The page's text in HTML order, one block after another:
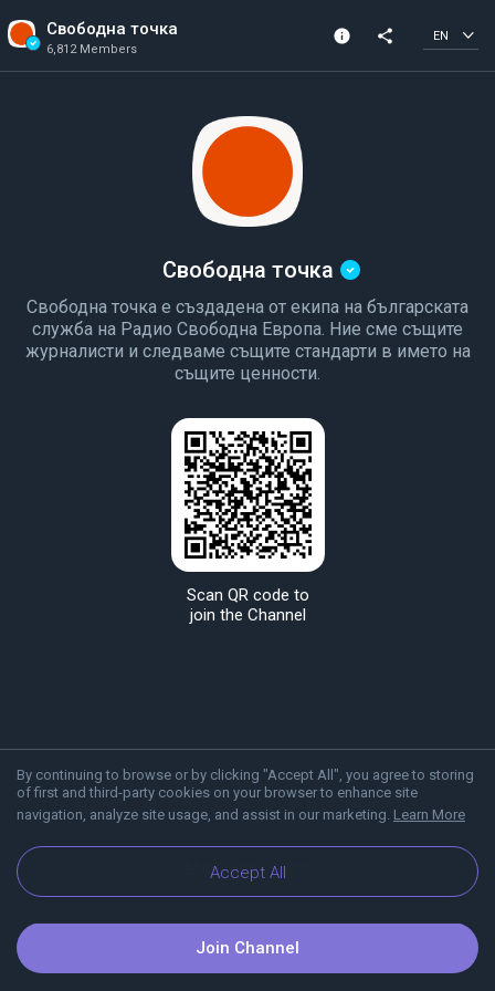
Свободна точка
6,812 Members
info
6,812 Members
share EN
By continuing to browse or by clicking "Accept All", you agree to storing
of first and third-party cookies on your browser to enhance site
navigation, analyze site usage, and assist in our marketing. Learn More
Accept All
Свободна точка
Свободна точка е създадена от екипа на българската
служба на Радио Свободна Европа. Ние сме същите
журналисти и следваме същите стандарти в името на
същите ценности.
Scan QR code to
join the Channel
About Viber Blog
Join Channel